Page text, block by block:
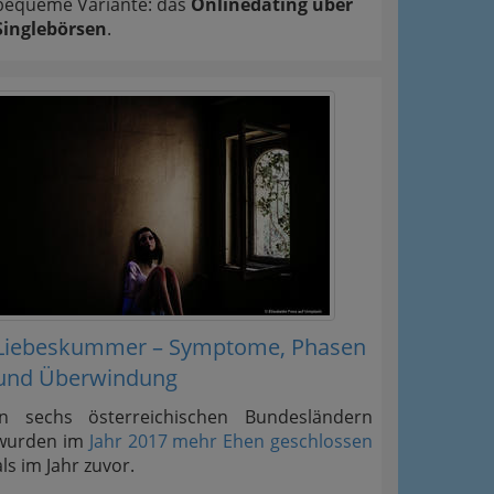
.
– Symptome, Phasen
Überwindung
sechs österreichischen Bundesländern
im Jahr 2017 mehr Ehen geschlossen
im Jahr zuvor.